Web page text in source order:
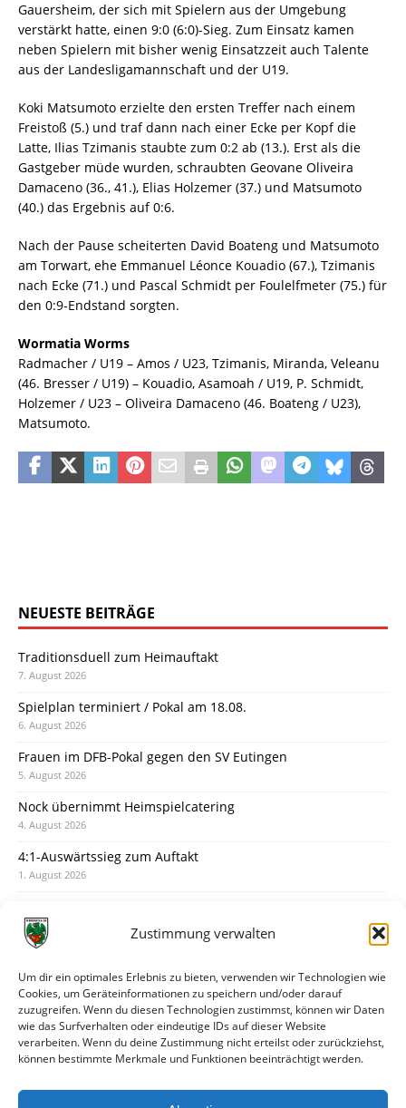
Zustimmung verwalten
Um dir ein optimales Erlebnis zu bieten, verwenden wir Technologien wie
Cookies, um Geräteinformationen zu speichern und/oder darauf
zuzugreifen. Wenn du diesen Technologien zustimmst, können wir Daten
wie das Surfverhalten oder eindeutige IDs auf dieser Website
verarbeiten. Wenn du deine Zustimmung nicht erteilst oder zurückziehst,
können bestimmte Merkmale und Funktionen beeinträchtigt werden.
Gauersheim, der sich mit Spielern aus der Umgebung
verstärkt hatte, einen 9:0 (6:0)-Sieg. Zum Einsatz kamen
neben Spielern mit bisher wenig Einsatzzeit auch Talente
aus der Landesligamannschaft und der U19.
Koki Matsumoto erzielte den ersten Treffer nach einem
Freistoß (5.) und traf dann nach einer Ecke per Kopf die
Latte, Ilias Tzimanis staubte zum 0:2 ab (13.). Erst als die
Gastgeber müde wurden, schraubten Geovane Oliveira
Damaceno (36., 41.), Elias Holzemer (37.) und Matsumoto
(40.) das Ergebnis auf 0:6.
Nach der Pause scheiterten David Boateng und Matsumoto
am Torwart, ehe Emmanuel Léonce Kouadio (67.), Tzimanis
nach Ecke (71.) und Pascal Schmidt per Foulelfmeter (75.) für
den 0:9-Endstand sorgten.
Wormatia Worms
Radmacher / U19 – Amos / U23, Tzimanis, Miranda, Veleanu
(46. Bresser / U19) – Kouadio, Asamoah / U19, P. Schmidt,
Holzemer / U23 – Oliveira Damaceno (46. Boateng / U23),
Matsumoto.
NEUESTE BEITRÄGE
Traditionsduell zum Heimauftakt
7. August 2026
Spielplan terminiert / Pokal am 18.08.
6. August 2026
Frauen im DFB-Pokal gegen den SV Eutingen
5. August 2026
Nock übernimmt Heimspielcatering
4. August 2026
4:1-Auswärtssieg zum Auftakt
1. August 2026
31. Juli 2026
30. Juli 2026
Deine Spielminute: 89+1
28. Juli 2026
Neuer Rückensponsor